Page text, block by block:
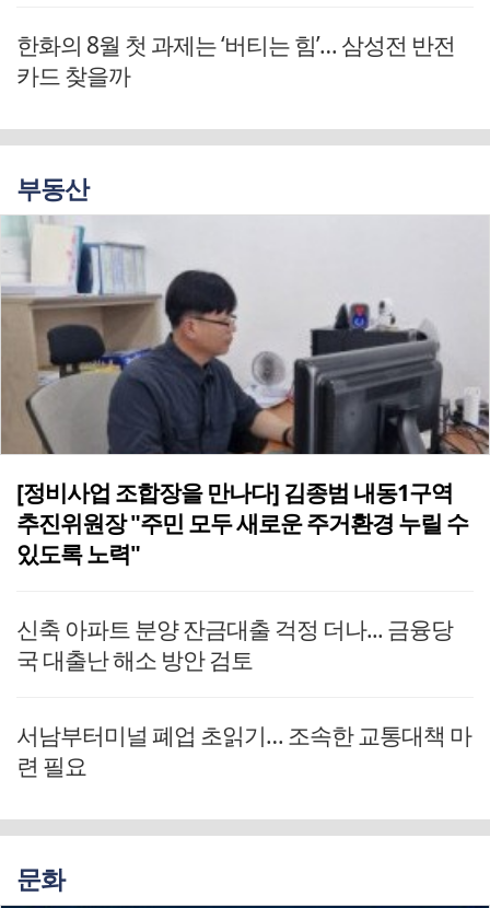
한화의 8월 첫 과제는 ‘버티는 힘’… 삼성전 반전
카드 찾을까
부동산
[정비사업 조합장을 만나다] 김종범 내동1구역
추진위원장 "주민 모두 새로운 주거환경 누릴 수
있도록 노력"
신축 아파트 분양 잔금대출 걱정 더나... 금융당
국 대출난 해소 방안 검토
서남부터미널 폐업 초읽기… 조속한 교통대책 마
련 필요
문화